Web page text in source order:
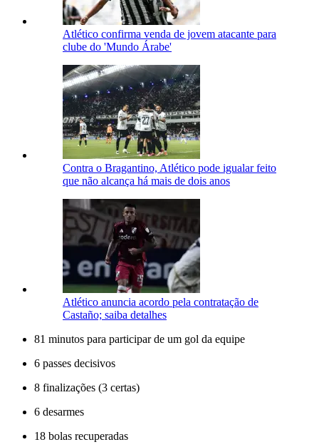
Atlético confirma venda de jovem atacante para
clube do 'Mundo Árabe'
Contra o Bragantino, Atlético pode igualar feito
que não alcança há mais de dois anos
Atlético anuncia acordo pela contratação de
Castaño; saiba detalhes
81 minutos para participar de um gol da equipe
6 passes decisivos
8 finalizações (3 certas)
6 desarmes
18 bolas recuperadas